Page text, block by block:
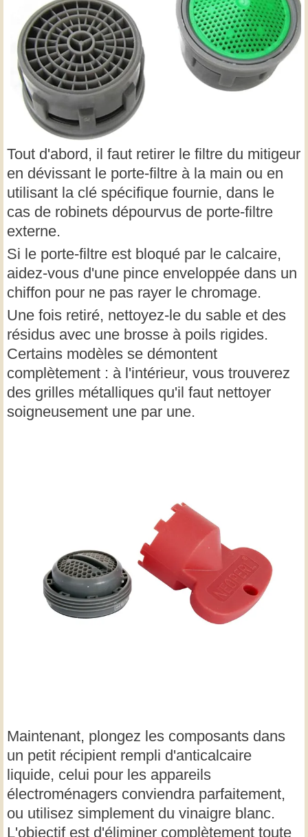
Tout d'abord, il faut retirer le filtre du mitigeur
en dévissant le porte-filtre à la main ou en
utilisant la clé spécifique fournie, dans le
cas de robinets dépourvus de porte-filtre
externe.
Si le porte-filtre est bloqué par le calcaire,
aidez-vous d'une pince enveloppée dans un
chiffon pour ne pas rayer le chromage.
Une fois retiré, nettoyez-le du sable et des
résidus avec une brosse à poils rigides.
Certains modèles se démontent
complètement : à l'intérieur, vous trouverez
des grilles métalliques qu'il faut nettoyer
soigneusement une par une.
Maintenant, plongez les composants dans
un petit récipient rempli d'anticalcaire
liquide, celui pour les appareils
électroménagers conviendra parfaitement,
ou utilisez simplement du vinaigre blanc.
L'objectif est d'éliminer complètement toute